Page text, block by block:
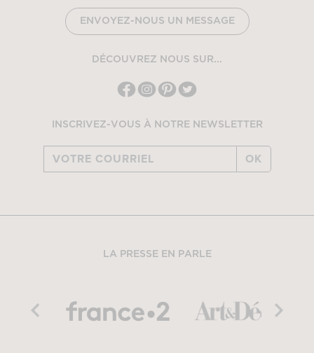
ENVOYEZ-NOUS UN MESSAGE
DÉCOUVREZ NOUS SUR...
INSCRIVEZ-VOUS À NOTRE NEWSLETTER
OK
LA PRESSE EN PARLE